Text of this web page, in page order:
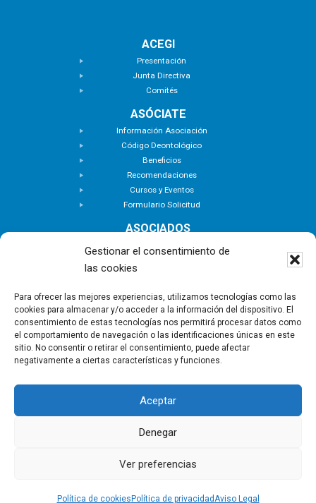
Gestionar el consentimiento de
las cookies
Para ofrecer las mejores experiencias, utilizamos tecnologías como las
cookies para almacenar y/o acceder a la información del dispositivo. El
consentimiento de estas tecnologías nos permitirá procesar datos como
el comportamiento de navegación o las identificaciones únicas en este
sitio. No consentir o retirar el consentimiento, puede afectar
negativamente a ciertas características y funciones.
Aceptar
Denegar
Ver preferencias
Política de cookies Política de privacidadAviso Legal
ACEGI
Presentación
Junta Directiva
Comités
ASÓCIATE
Información Asociación
Código Deontológico
Beneficios
Recomendaciones
Cursos y Eventos
Formulario Solicitud
ASOCIADOS
Zona Privada
ACTUALIDAD
Notas de Prensa
Noticias
Nuevas Incorporaciones
CONTACTO
Copyright © - Asociación Canaria de Empresas de
Política de privacidad
Política de Cookies